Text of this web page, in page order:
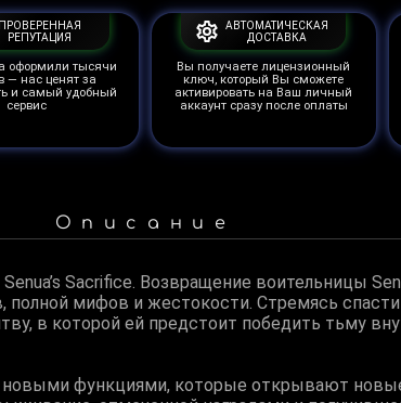
ПРОВЕРЕННАЯ
РЕПУТАЦИЯ
оформили тысячи
— нас ценят за
и самый удобный
сервис
АВТОМАТИЧЕСКАЯ
ДОСТАВКА
Вы получаете лицензионный
ключ, который Вы сможете
активировать на Ваш личный
аккаунт сразу после оплаты
Описание
Sacrifice. Возвращение воительницы
мифов и жестокости. Стремясь спасти
в которой ей предстоит победить тьму
новыми функциями, которые открывают